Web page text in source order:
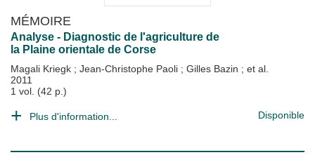
MÉMOIRE
Analyse - Diagnostic de l'agriculture de
la Plaine orientale de Corse
Magali Kriegk ; Jean-Christophe Paoli ; Gilles Bazin ; et al.
2011
1 vol. (42 p.)
Plus d'information... Disponible